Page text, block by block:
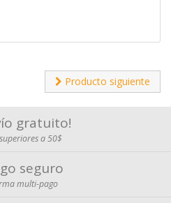
Producto siguiente
gratuito!
a 50$
seguro
multi-pago